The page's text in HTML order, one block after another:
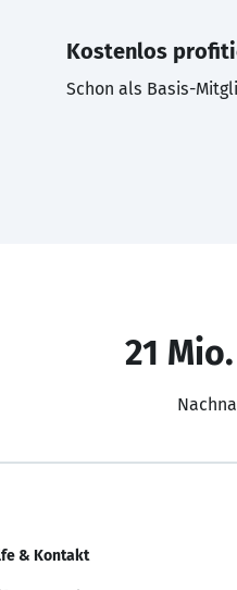
Kostenlos
Schon als Basis-
21
& Kontakt